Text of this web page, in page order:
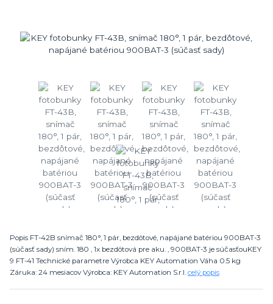
Popis FT-42B snímač 180°, 1 pár, bezdôtové, napájané batériou 900BAT-3
(súčasť sady) sním. 180 , 1x bezdôtová pre aku. , 900BAT-3 je súčasťouKEY
9 FT-41 Technické parametre Výrobca KEY Automation Váha 0.5 kg
Záruka: 24 mesiacov Výrobca: KEY Automation S.r.l. celý popis